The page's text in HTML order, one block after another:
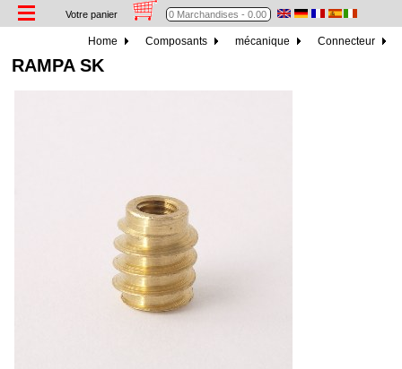
Votre panier
Home Composants mécanique Connecteur
RAMPA SK